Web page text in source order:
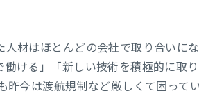
人材はほとんどの会社で取り合い
働ける」「新しい技術を積極的に取
昨今は渡航規制など厳しくて困って